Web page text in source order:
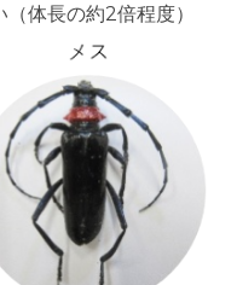
体長の約2倍程度）